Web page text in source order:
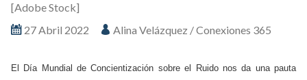
27 Abril 2022 Alina Velázquez / Conexiones 365
[Adobe Stock]
El Día Mundial de Concientización sobre el Ruido nos da una pauta